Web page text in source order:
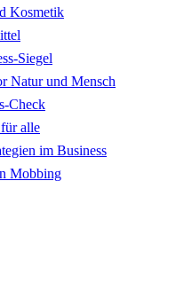
Kosmetik
Siegel
Natur und Mensch
Check
alle
im Business
Mobbing